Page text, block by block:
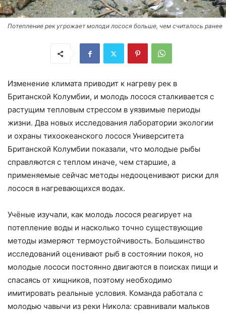
Потепление рек угрожает молоди лосося больше, чем считалось ранее
Изменение климата приводит к нагреву рек в
Британской Колумбии, и молодь лосося сталкивается с
растущим тепловым стрессом в уязвимые периоды
жизни. Два новых исследования лаборатории экологии
и охраны тихоокеанского лосося Университета
Британской Колумбии показали, что молодые рыбы
справляются с теплом иначе, чем старшие, а
применяемые сейчас методы недооценивают риски для
лосося в нагревающихся водах.
Учёные изучали, как молодь лосося реагирует на
потепление воды и насколько точно существующие
методы измеряют термоустойчивость. Большинство
исследований оценивают рыб в состоянии покоя, но
молодые лососи постоянно двигаются в поисках пищи и
спасаясь от хищников, поэтому необходимо
имитировать реальные условия. Команда работала с
молодью чавычи из реки Никола: сравнивали мальков